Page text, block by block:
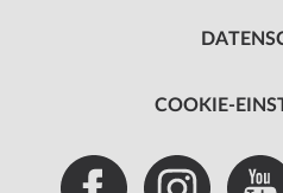
COOKIE-